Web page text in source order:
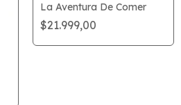
La Aventura De Comer
$21.999,00